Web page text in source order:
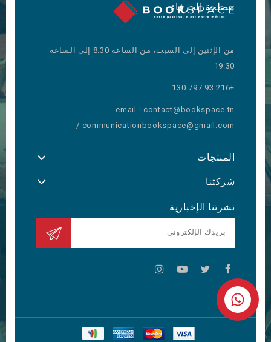
مصلحة الحرفاء
من الإثنين إلى السبت، من الساعة 8:30 إلى الساعة
19:30
+216 93 797 130
email : contact@bookspace.tn
/ communicationbookspace@gmail.com
المنتجات
شركتنا
نشرتنا الإخبارية